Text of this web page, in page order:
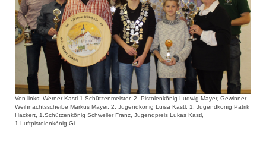
Von links: Werner Kastl 1.Schützenmeister, 2. Pistolenkönig Ludwig Mayer, Gewinner
Weihnachtsscheibe Markus Mayer, 2. Jugendkönig Luisa Kastl, 1. Jugendkönig Patrik
Hackert, 1.Schützenkönig Schweller Franz, Jugendpreis Lukas Kastl,
1.Luftpistolenkönig Gi